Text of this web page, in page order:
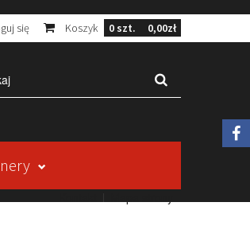
Koszyk 0 szt. 0,00zł
się